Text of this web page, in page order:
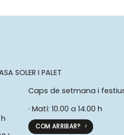
SOLER I PALET
Caps de setmana i
· Matí: 10.00 a 14.00 h
COM ARRIBAR?